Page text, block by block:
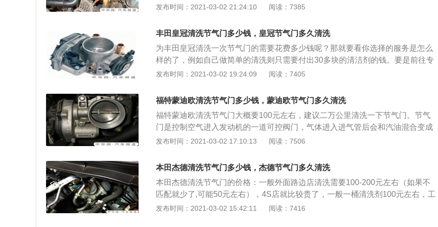
用空气流作为计算基础的，就没有那么大的反应。 所以，不同车辆不同工作环
洗节气门。如果有此类规定，属于非正常规定，说明车在设计上存在缺陷。需要
说明的一点是，凡是需要频繁清洗节气门的车辆，都属于故障车辆。部分带电控
节气门的车辆，可以与维修站联系，通过ECU软件升级进行调整。如通过维修站
发布时间：2021-03-02 21:24:10 阅读：7385
丰田皇冠清洗节气门多少钱，皇冠节气门多久清洗
为丰田皇冠清洗一次节气门的需要花费多少钱呢？那就要看你选择的服务是怎么
样的了，例如自己做简单的清洗则只需要付出30多块的清洁剂的钱。要是前往专
业的店铺怎么也得花个100多啊。而且要是那个店黑一些的话，那就不好说了。
就要服务嘛，看车主朋友怎么取舍了。 丰田皇冠的节气门实际上不必那么频繁的
清洗，10000KM清洗一次或者按照自己使用地的使用条件来定。其实，清洗节气
门并部分车型在安装完毕后，还要进行节气门的匹配，匹配方法因车而异，为什
么要匹配？为了让发动机更好调整怠速、控制喷油量、调整换档点，电脑需要节
气门实时输入状态数据，当数据变化后，电脑会自动调整节气门数据值，超过一
入电脑板，使电脑板按新数据调整工作方式。节气门匹配需要使用专用或通用解
码器进行，按解码器提示清空原有数据，识别新数据。清洁需要的材料是化油器
清洗剂，一块纯棉的毛巾等，方法就是将节气门体拆下，然后喷上化油器清洗
发布时间：2021-03-02 19:24:09 阅读：7405
福特蒙迪欧清洗节气门多少钱，蒙迪欧节气门多久清洗
福特蒙迪欧清洗节气门大概要100元左右，建议二万公里清洗一下节气门。节气
门是控制空气进入发动机的一道可控阀门，气体进入进气管后会和汽油混合变成
可燃混合气，从而燃烧形成做功。它上接空气滤清器，下接发动机缸体，被称为
油的品牌、质量，行驶路段状况，空气温度状况，发动机工作温度、驾驶习惯等
多方面。即使就个体而言，也不是能用固定公里数来确定清洗节气门时间的，新
车第一次清洗节气门间隔最长，以后由于曲轴箱通风管和进气道中油气的不断凝
结，清洗频度会增加，而且不同天候也会影响节气门脏污的速度。
发布时间：2021-03-02 17:10:13 阅读：7506
本田杰德清洗节气门多少钱，杰德节气门多久清洗
本田杰德清洗节气门的价格：一般外面路边店清洗需要100-200元左右（如果不
匹配就少了,可能50元左右），4S店就比较贵了，一般一桶清洗剂100元左右，工
费120，如果匹配就更贵了可能要400-800元不等。 汽车的节气门清洗方法如
发布时间：2021-03-02 15:42:11 阅读：7416